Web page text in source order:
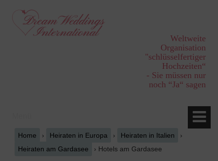
Hauptmenü
springen
Weltweite
Organisation
"schlüsselfertiger
Hochzeiten“
- Sie müssen nur
noch “Ja“ sagen
Home › Heiraten in Europa › Heiraten in Italien
›
Heiraten am Gardasee
› Hotels am Gardasee